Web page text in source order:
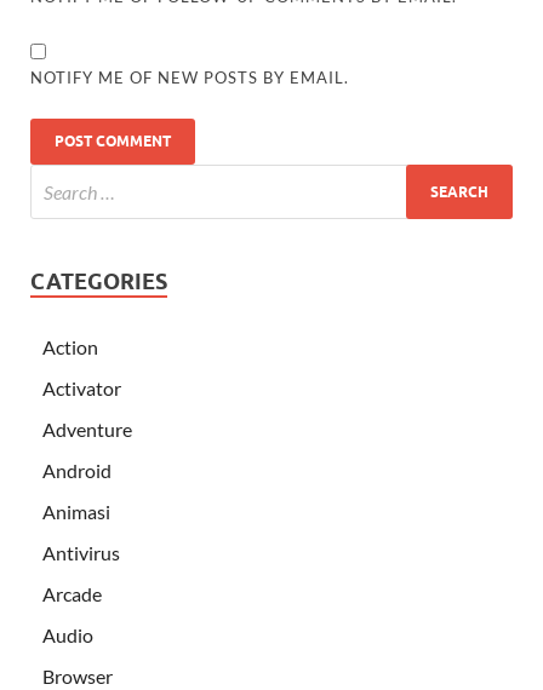
NOTIFY ME OF NEW POSTS BY EMAIL.
CATEGORIES
Action
Activator
Adventure
Android
Animasi
Antivirus
Arcade
Audio
Browser